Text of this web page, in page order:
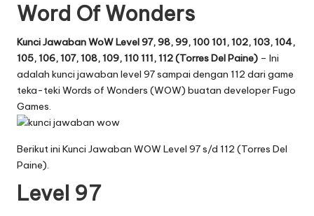
Word Of Wonders
Kunci Jawaban WoW Level 97, 98, 99, 100 101, 102, 103, 104,
105, 106, 107, 108, 109, 110 111, 112 (Torres Del Paine) – Ini
adalah kunci jawaban level 97 sampai dengan 112 dari game
teka-teki Words of Wonders (WOW) buatan developer Fugo
Games.
Berikut ini Kunci Jawaban WOW Level 97 s/d 112 (Torres Del
Paine).
Level 97